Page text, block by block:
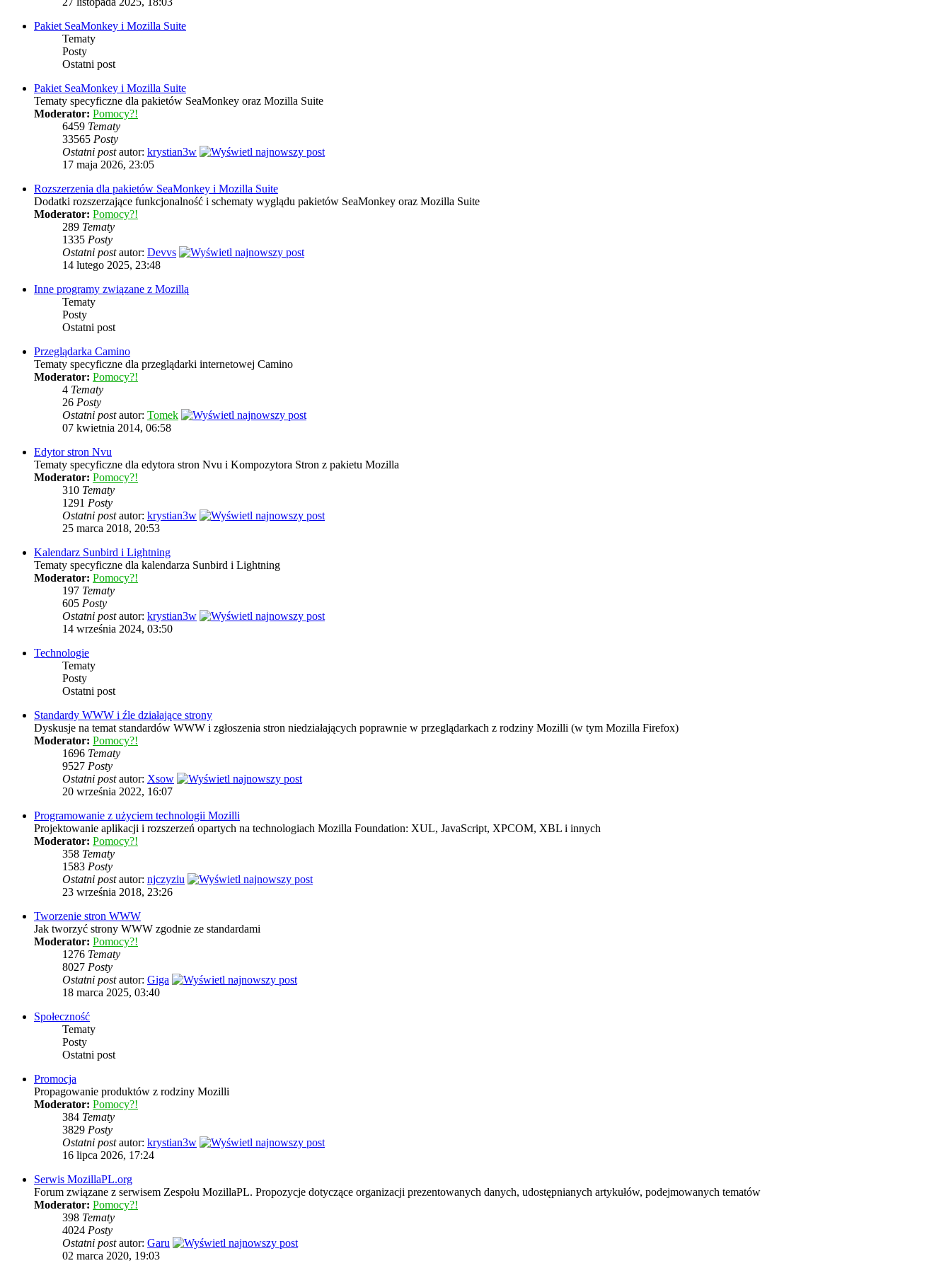
Pakiet SeaMonkey i Mozilla Suite
Tematy
Posty
Ostatni post
Pakiet SeaMonkey i Mozilla Suite
Tematy specyficzne dla pakietów SeaMonkey oraz Mozilla Suite
Moderator: Pomocy?!
6459 Tematy
33565 Posty
Ostatni postautor: krystian3w
17 maja 2026, 23:05
Rozszerzenia dla pakietów SeaMonkey i Mozilla Suite
Dodatki rozszerzające funkcjonalność i schematy wyglądu pakietów SeaMonkey oraz Mozilla Suite
Moderator: Pomocy?!
289 Tematy
1335 Posty
Ostatni postautor: Devvs
14 lutego 2025, 23:48
Inne programy związane z Mozillą
Tematy
Posty
Ostatni post
Przeglądarka Camino
Tematy specyficzne dla przeglądarki internetowej Camino
Moderator: Pomocy?!
4 Tematy
26 Posty
Ostatni postautor: Tomek
07 kwietnia 2014, 06:58
Edytor stron Nvu
Tematy specyficzne dla edytora stron Nvu i Kompozytora Stron z pakietu Mozilla
Moderator: Pomocy?!
310 Tematy
1291 Posty
Ostatni postautor: krystian3w
25 marca 2018, 20:53
Kalendarz Sunbird i Lightning
Tematy specyficzne dla kalendarza Sunbird i Lightning
Moderator: Pomocy?!
197 Tematy
605 Posty
Ostatni postautor: krystian3w
14 września 2024, 03:50
Technologie
Tematy
Posty
Ostatni post
Standardy WWW i źle działające strony
Dyskusje na temat standardów WWW i zgłoszenia stron niedziałających poprawnie w przeglądarkach z rodziny Mozilli (w tym Mozilla Firefox)
Moderator: Pomocy?!
1696 Tematy
9527 Posty
Ostatni postautor: Xsow
20 września 2022, 16:07
Programowanie z użyciem technologii Mozilli
Projektowanie aplikacji i rozszerzeń opartych na technologiach Mozilla Foundation: XUL, JavaScript, XPCOM, XBL i innych
Moderator: Pomocy?!
358 Tematy
1583 Posty
Ostatni postautor: njczyziu
23 września 2018, 23:26
Tworzenie stron WWW
Jak tworzyć strony WWW zgodnie ze standardami
Moderator: Pomocy?!
1276 Tematy
8027 Posty
Ostatni postautor: Giga
18 marca 2025, 03:40
Społeczność
Tematy
Posty
Ostatni post
Promocja
Propagowanie produktów z rodziny Mozilli
Moderator: Pomocy?!
384 Tematy
3829 Posty
Ostatni postautor: krystian3w
16 lipca 2026, 17:24
Serwis MozillaPL.org
Forum związane z serwisem Zespołu MozillaPL. Propozycje dotyczące organizacji prezentowanych danych, udostępnianych artykułów, podejmowanych tematów
Moderator: Pomocy?!
398 Tematy
4024 Posty
Ostatni postautor: Garu
02 marca 2020, 19:03